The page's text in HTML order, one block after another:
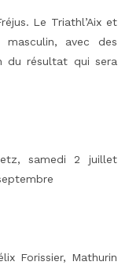
Le Triathl’Aix et
avec des
du résultat qui sera
samedi 2 juillet
Forissier, Mathurin